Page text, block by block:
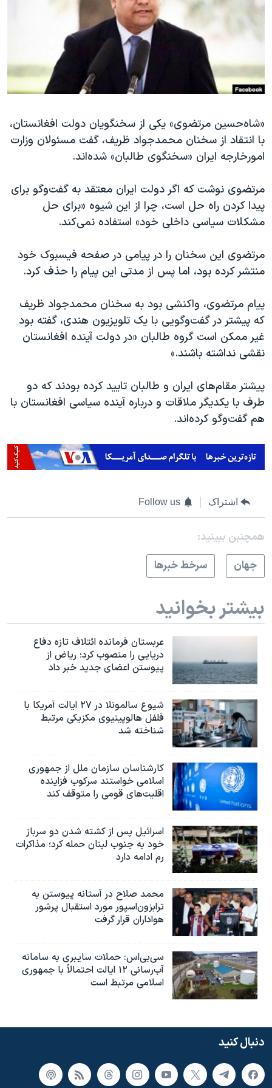
فرهنگ و زندگی
حقوق شهروندی
علم و فناوری
گالری عکس
آرشیو پخش زنده
انتخابات ریاست جمهوری آمریکا ۲۰۲۴
حمله جمهوری اسلامی به اسرائیل
رمز مهسا
اعتراضات زن، زندگی، آزادی
مجموعه مستندهای دادخواهی
تریبونال مردمی آبان ۹۸
دادگاه حمید نوری
چهل سال گروگان‌گیری
قانون شفافیت دارائی کادر رهبری ایران
اعتراضات مردمی آبان ۹۸
اسرائیل در جنگ
همایش محافظه‌کاران آمریکا «سی‌پک»
صفحه‌های ویژه
سفر پرزیدنت ترامپ به چین
زبانهای مختلف
«شاه‌حسین مرتضوی» یکی از سخنگویان دولت افغانستان،
با انتقاد از سخنان محمدجواد ظریف، گفت مسئولان وزارت
امورخارجه ایران «سخنگوی طالبان» شده‌اند.
مرتضوی نوشت که اگر دولت ایران معتقد به گفت‌وگو برای
پیدا کردن راه حل است، چرا از این شیوه «برای حل
مشکلات سیاسی داخلی خود» استفاده نمی‌کند.
مرتضوی این سخنان را در پیامی در صفحه فیسبوک خود
منتشر کرده بود، اما پس از مدتی این پیام را حذف کرد.
پیام مرتضوی، واکنشی بود به سخنان محمدجواد ظریف
که پیشتر در گفت‌وگویی با یک تلویزیون هندی، گفته بود
غیر ممکن است گروه طالبان «در دولت آینده افغانستان
نقشی نداشته باشند.»
پیشتر مقام‌های ایران و طالبان تایید کرده بودند که دو
طرف با یکدیگر ملاقات و درباره آینده سیاسی افغانستان با
هم گفت‌وگو کرده‌اند.
اشتراک Follow us
همچنبن ببینید:
جهان
سرخط خبرها
بیشتر بخوانید
عربستان فرمانده ائتلاف تازه دفاع
دریایی را منصوب کرد؛ ریاض از
پیوستن اعضای جدید خبر داد
شیوع سالمونلا در ۲۷ ایالت آمریکا با
فلفل هالوپینیوی مکزیکی مرتبط
شناخته شد
کارشناسان سازمان ملل از جمهوری
اسلامی خواستند سرکوب فزاینده
اقلیت‌های قومی را متوقف کند
اسرائیل پس از کشته شدن دو سرباز
خود به جنوب لبنان حمله کرد؛ مذاکرات
رم ادامه دارد
محمد صلاح در آستانه پیوستن به
ترابزون‌اسپور مورد استقبال پرشور
هواداران قرار گرفت
سی‌بی‌اس: حملات سایبری به سامانه
آب‌رسانی ۱۲ ایالت احتمالاً با جمهوری
اسلامی مرتبط است
دنبال کنید